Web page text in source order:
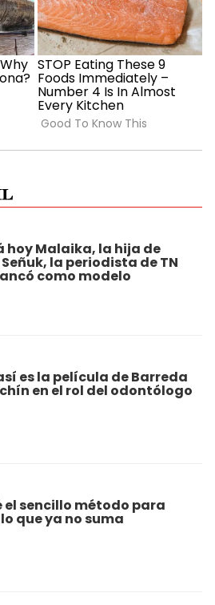
hoy Malaika, la hija de
la periodista de TN
como modelo
es la película de Barreda
en el rol del odontólogo
el sencillo método para
que ya no suma